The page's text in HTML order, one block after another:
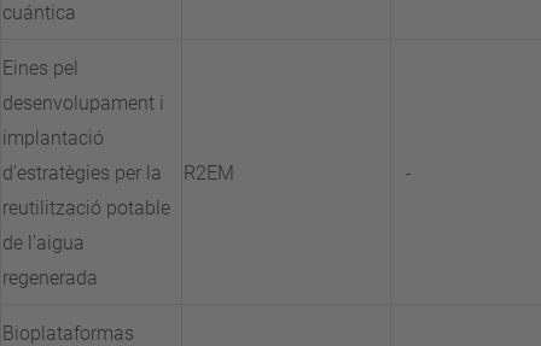
cuántica
Eines pel
desenvolupament i
implantació
d’estratègies per la
reutilització potable
de l'aigua
regenerada
R2EM -
Bioplataformas